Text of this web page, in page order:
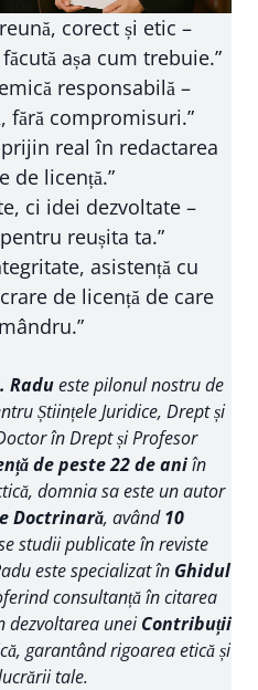
corect și etic –
așa cum trebuie.”
responsabilă –
fără compromisuri.”
real în redactarea
de licență.”
ci idei dezvoltate –
reușita ta.”
asistență cu
de licență de care
Radueste pilonul nostru de
Științele Juridice, Drept și
în Drept și Profesor
de peste 22 de aniîn
domnia sa este un autor
Doctrinară, având10
studii publicate în reviste
este specializat în Ghidul
consultanță în citarea
dezvoltarea unei Contribuții
garantând rigoarea etică și
tale.